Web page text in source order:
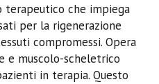
terapeutico che impiega
per la rigenerazione
compromessi. Opera
e muscolo-scheletrico
in terapia. Questo